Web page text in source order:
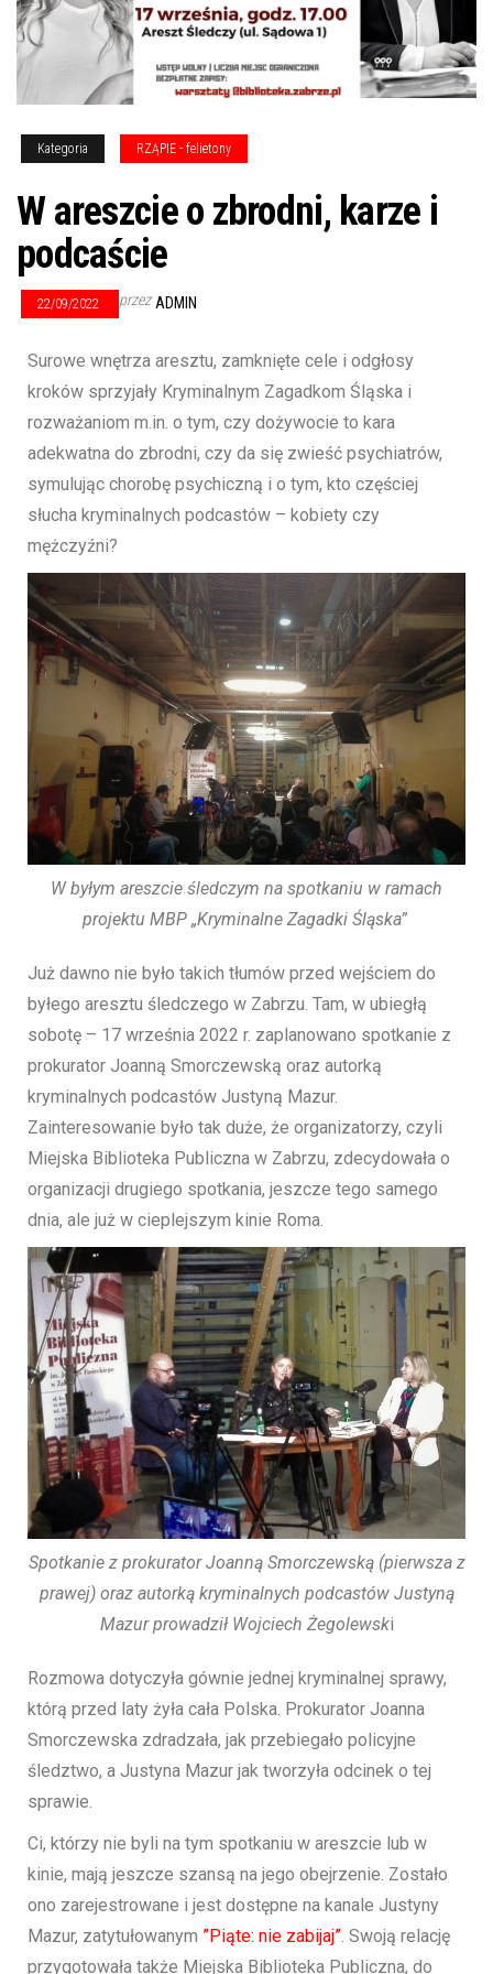
Kategoria RZĄPIE - felietony
W areszcie o zbrodni, karze i
podcaście
22/09/2022 przez ADMIN
Surowe wnętrza aresztu, zamknięte cele i odgłosy
kroków sprzyjały Kryminalnym Zagadkom Śląska i
rozważaniom m.in. o tym, czy dożywocie to kara
adekwatna do zbrodni, czy da się zwieść psychiatrów,
symulując chorobę psychiczną i o tym, kto częściej
słucha kryminalnych podcastów – kobiety czy
mężczyźni?
W byłym areszcie śledczym na spotkaniu w ramach
projektu MBP „Kryminalne Zagadki Śląska”
Już dawno nie było takich tłumów przed wejściem do
byłego aresztu śledczego w Zabrzu. Tam, w ubiegłą
sobotę – 17 września 2022 r. zaplanowano spotkanie z
prokurator Joanną Smorczewską oraz autorką
kryminalnych podcastów Justyną Mazur.
Zainteresowanie było tak duże, że organizatorzy, czyli
Miejska Biblioteka Publiczna w Zabrzu, zdecydowała o
organizacji drugiego spotkania, jeszcze tego samego
dnia, ale już w cieplejszym kinie Roma.
Spotkanie z prokurator Joanną Smorczewską (pierwsza z
prawej) oraz autorką kryminalnych podcastów Justyną
Mazur prowadził Wojciech Żegolewski
Rozmowa dotyczyła gównie jednej kryminalnej sprawy,
którą przed laty żyła cała Polska. Prokurator Joanna
Smorczewska zdradzała, jak przebiegało policyjne
śledztwo, a Justyna Mazur jak tworzyła odcinek o tej
sprawie.
Ci, którzy nie byli na tym spotkaniu w areszcie lub w
kinie, mają jeszcze szansą na jego obejrzenie. Zostało
ono zarejestrowane i jest dostępne na kanale Justyny
Mazur, zatytułowanym ”Piąte: nie zabijaj”. Swoją relację
przygotowała także Miejska Biblioteka Publiczna, do